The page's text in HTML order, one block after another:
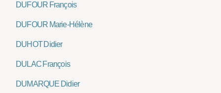
DUFOUR François
DUFOUR Marie-Hélène
DUHOT Didier
DULAC François
DUMARQUE Didier